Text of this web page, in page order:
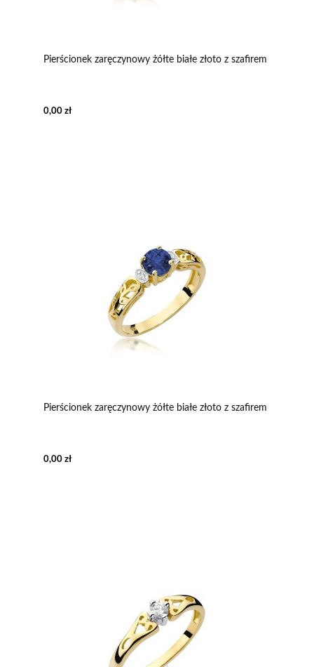
Pierścionek zaręczynowy żółte białe złoto z szafirem
0,00 zł
Pierścionek zaręczynowy żółte białe złoto z szafirem
0,00 zł